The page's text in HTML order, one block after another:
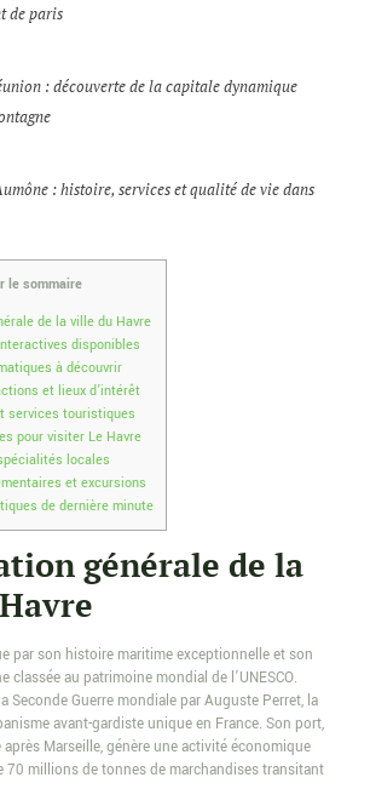
de paris
: découverte de la capitale dynamique
: histoire, services et qualité de vie dans
le sommaire
de la ville du Havre
disponibles
à découvrir
et lieux d’intérêt
services touristiques
pour visiter Le Havre
locales
et excursions
de dernière minute
générale de la
par son histoire maritime exceptionnelle et son
classée au patrimoine mondial de l’UNESCO.
Seconde Guerre mondiale par Auguste Perret, la
avant-gardiste unique en France. Son port,
Marseille, génère une activité économique
70 millions de tonnes de marchandises transitant